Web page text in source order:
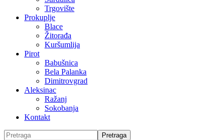
Trgovište
Prokuplje
Blace
Žitorađa
Kuršumlija
Pirot
Babušnica
Bela Palanka
Dimitrovgrad
Aleksinac
Ražanj
Sokobanja
Kontakt